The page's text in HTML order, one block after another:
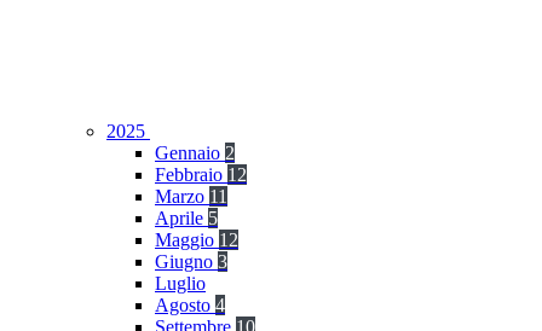
2025
Gennaio 2
Febbraio 12
Marzo 11
Aprile 5
Maggio 12
Giugno 3
Luglio
Agosto 4